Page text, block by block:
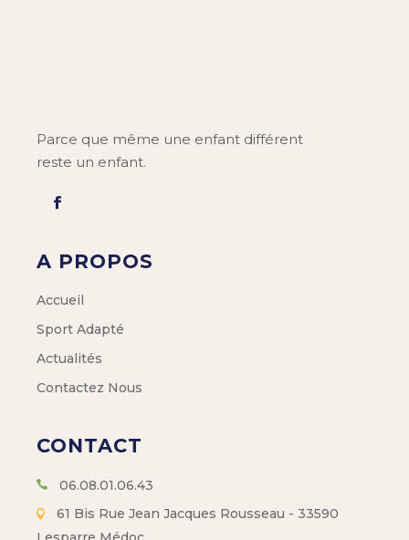
Parce que même une enfant différent
reste un enfant.
A PROPOS
Accueil
Sport Adapté
Actualités
Contactez Nous
CONTACT
06.08.01.06.43
61 Bis Rue Jean Jacques Rousseau - 33590